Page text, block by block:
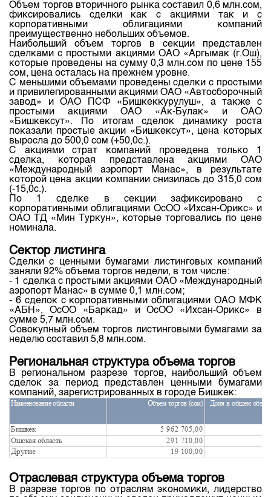
Объем торгов вторичного рынка составил 0,6 млн.сом,
фиксировались сделки как с акциями так и с
корпоративными облигациями компаний
преимущественно небольших объемов.
Наибольший объем торгов в секции представлен
сделками с простыми акциями ОАО «Аргымак (г.Ош),
которые проведены на сумму 0,3 млн.сом по цене 155
сом, цена осталась на прежнем уровне.
С меньшими объемами проведены сделки с простыми
и привилегированными акциями ОАО «Автосборочный
завод» и ОАО ПСФ «Бишкеккурулуш», а также с
простыми акциями ОАО «Ак-Булак» и ОАО
«Бишкексут». По итогам сделок динамику роста
показали простые акции «Бишкексут», цена которых
выросла до 500,0 сом (+50,0с.).
С акциями страт компаний проведена только 1
сделка, которая представлена акциями ОАО
«Международный аэропорт Манас», в результате
которой цена акции компании снизилась до 315,0 сом
(-15,0с.).
По 1 сделке в секции зафиксировано с
корпоративными облигациями ОсОО «Ихсан-Орикс» и
ОАО ТД «Мин Туркун», которые торговались по цене
номинала.
Сектор листинга
Сделки с ценными бумагами листинговых компаний
заняли 92% объема торгов недели, в том числе:
- 1 сделка с простыми акциями ОАО «Международный
аэропорт Манас» в сумме 0,1 млн.сом;
- 6 сделок с корпоративными облигациями ОАО МФК
«АБН», ОсОО «Баркад» и ОсОО «Ихсан-Орикс» в
сумме 5,7 млн.сом.
Совокупный объем торгов листинговыми бумагами за
неделю составил 5,8 млн.сом.
Региональная структура объема торгов
В региональном разрезе торгов, наибольший объем
сделок за период представлен ценными бумагами
компаний, зарегистрированных в городе Бишкек:
Отраслевая структура объема торгов
В разрезе торгов по отраслям экономики, лидерство